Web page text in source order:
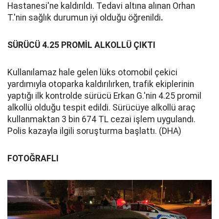
Hastanesi'ne kaldırıldı. Tedavi altına alınan Orhan
T.'nin sağlık durumun iyi olduğu öğrenildi.
SÜRÜCÜ 4.25 PROMİL ALKOLLÜ ÇIKTI
Kullanılamaz hale gelen lüks otomobil çekici
yardımıyla otoparka kaldırılırken, trafik ekiplerinin
yaptığı ilk kontrolde sürücü Erkan G.'nin 4.25 promil
alkollü olduğu tespit edildi. Sürücüye alkollü araç
kullanmaktan 3 bin 674 TL cezai işlem uygulandı.
Polis kazayla ilgili soruşturma başlattı. (DHA)
FOTOĞRAFLI